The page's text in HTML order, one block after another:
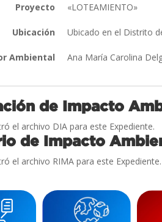
Proyecto «LOTEAMIENTO»
Ubicación Ubicado en el Distrito
Ambiental Ana María Carolina
de Impacto
el archivo DIA para este Expediente.
de Impacto
el archivo RIMA para este Expediente.